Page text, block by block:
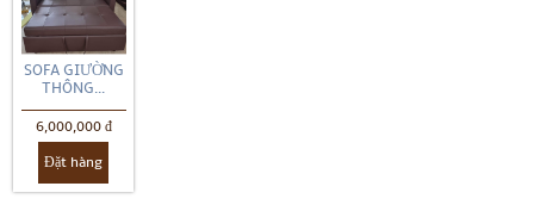
SOFA GIƯỜNG
THÔNG...
6,000,000 đ
Đặt hàng